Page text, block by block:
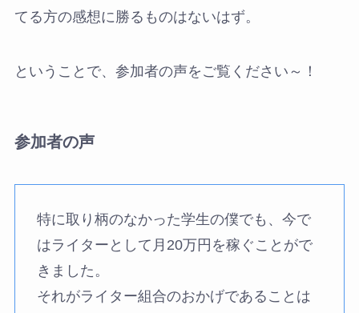
てる方の感想に勝るものはないはず。
ということで、参加者の声をご覧ください～！
参加者の声
特に取り柄のなかった学生の僕でも、今で
はライターとして月20万円を稼ぐことがで
きました。
それがライター組合のおかげであることは